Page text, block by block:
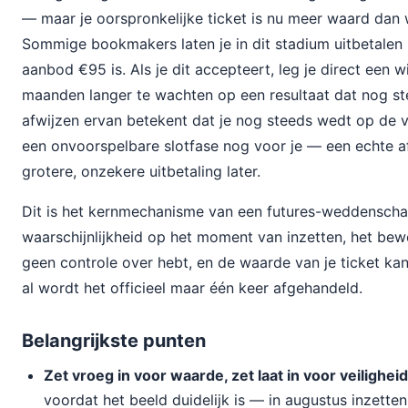
— maar je oorspronkelijke ticket is nu meer waard dan
Sommige bookmakers laten je in dit stadium
aanbod €95 is. Als je dit accepteert, leg je direct een
maanden langer te wachten op een resultaat dat nog
afwijzen ervan betekent dat je nog steeds wedt op de
een onvoorspelbare slotfase nog voor je — een echte
grotere, onzekere uitbetaling later.
Dit is het kernmechanisme van een futures-
waarschijnlijkheid op het moment van inzetten, het
geen controle over hebt, en de waarde van je ticket
al wordt het officieel maar één keer afgehandeld.
Belangrijkste punten
Zet vroeg in voor waarde, zet laat in voor veiligheid
voordat het beeld duidelijk is — in augustus